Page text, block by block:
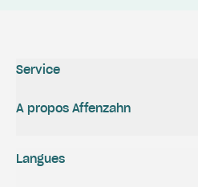
Service
A propos Affenzahn
Langues